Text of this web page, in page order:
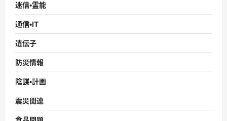
迷信・霊能
通信・IT
遺伝子
防災情報
陰謀・計画
震災関連